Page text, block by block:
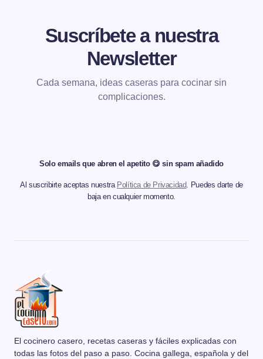
Suscríbete a nuestra
Newsletter
Cada semana, ideas caseras para cocinar sin
complicaciones.
Solo emails que abren el apetito 😋 sin spam añadido
Al suscribirte aceptas nuestra Política de Privacidad. Puedes darte de
baja en cualquier momento.
El cocinero casero, recetas caseras y fáciles explicadas con
todas las fotos del paso a paso. Cocina gallega, española y del